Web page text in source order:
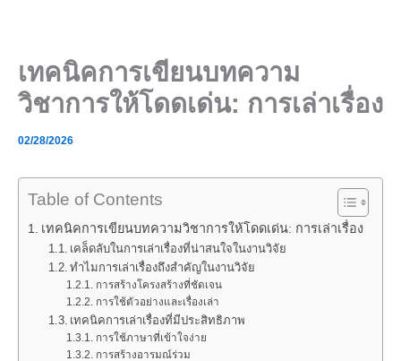
เทคนิคการเขียนบทความ
วิชาการให้โดดเด่น: การเล่าเรื่อง
02/28/2026
Table of Contents
เทคนิคการเขียนบทความวิชาการให้โดดเด่น: การเล่าเรื่อง
เคล็ดลับในการเล่าเรื่องที่น่าสนใจในงานวิจัย
ทำไมการเล่าเรื่องถึงสำคัญในงานวิจัย
การสร้างโครงสร้างที่ชัดเจน
การใช้ตัวอย่างและเรื่องเล่า
เทคนิคการเล่าเรื่องที่มีประสิทธิภาพ
การใช้ภาษาที่เข้าใจง่าย
การสร้างอารมณ์ร่วม